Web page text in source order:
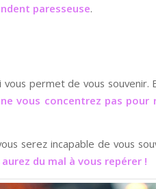
paresseuse.
vous permet de vous souvenir.
vous concentrez pas pour
serez incapable de vous
du mal à vous repérer !